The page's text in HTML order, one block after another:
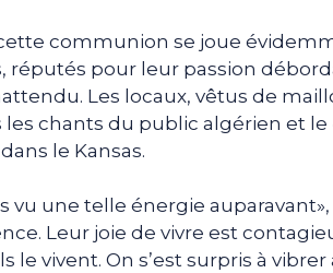
communion se joue
réputés pour leur passion
Les locaux, vêtus de
les chants du public algérien et le
le Kansas.
vu une telle énergie
Leur joie de vivre est
le vivent. On s’est surpris à vibrer